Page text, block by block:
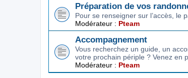
Préparation de vos
Pour se renseigner sur l’accès, le
Modérateur : Pteam
Accompagnement
Vous recherchez un guide, un
votre prochain périple ? Venez en
Modérateur : Pteam